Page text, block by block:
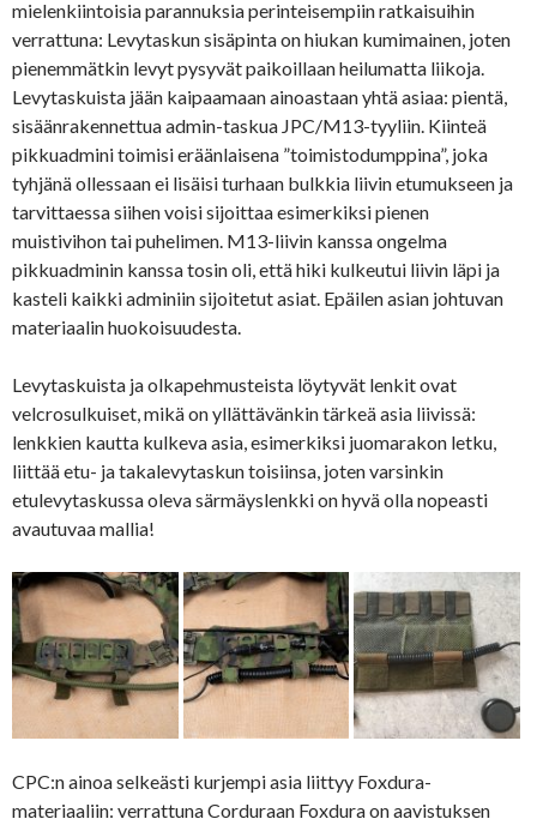
mielenkiintoisia parannuksia perinteisempiin ratkaisuihin
verrattuna: Levytaskun sisäpinta on hiukan kumimainen, joten
pienemmätkin levyt pysyvät paikoillaan heilumatta liikoja.
Levytaskuista jään kaipaamaan ainoastaan yhtä asiaa: pientä,
sisäänrakennettua admin-taskua JPC/M13-tyyliin. Kiinteä
pikkuadmini toimisi eräänlaisena ”toimistodumppina”, joka
tyhjänä ollessaan ei lisäisi turhaan bulkkia liivin etumukseen ja
tarvittaessa siihen voisi sijoittaa esimerkiksi pienen
muistivihon tai puhelimen. M13-liivin kanssa ongelma
pikkuadminin kanssa tosin oli, että hiki kulkeutui liivin läpi ja
kasteli kaikki adminiin sijoitetut asiat. Epäilen asian johtuvan
materiaalin huokoisuudesta.
Levytaskuista ja olkapehmusteista löytyvät lenkit ovat
velcrosulkuiset, mikä on yllättävänkin tärkeä asia liivissä:
lenkkien kautta kulkeva asia, esimerkiksi juomarakon letku,
liittää etu- ja takalevytaskun toisiinsa, joten varsinkin
etulevytaskussa oleva särmäyslenkki on hyvä olla nopeasti
avautuvaa mallia!
CPC:n ainoa selkeästi kurjempi asia liittyy Foxdura-
materiaaliin: verrattuna Corduraan Foxdura on aavistuksen